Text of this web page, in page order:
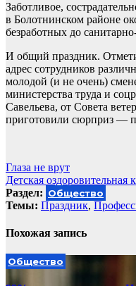
Заботливое,
в Болотнинском районе
безработных до
И общий праздник.
адрес сотрудников
молодой (и не очень)
министерства труда и
Савельева, от Совета
приготовили сюрприз —
Навигация
по
записям
Глаза не врут
Детская оздоровительная
Раздел: Общество
Темы: Праздник,
Похожая запись
Общество